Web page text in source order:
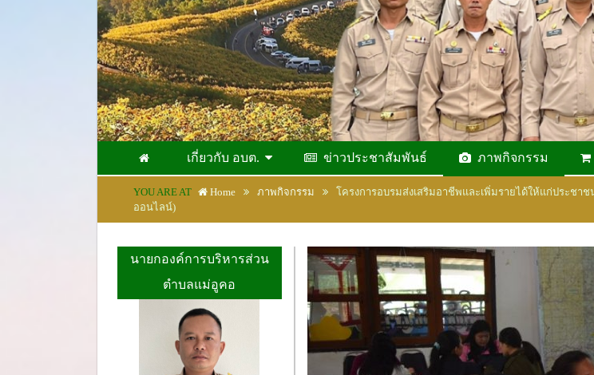
เกี่ยวกับ อบต. ข่าวประชาสัมพันธ์ ภาพกิจกรรม
YOU ARE AT Home ภาพกิจกรรม
โครงการอบรมส่งเสริมอาชีพและเพิ่มรายได้ให้แก่ประชา
ออนไลน์)
นายกองค์การบริหารส่วน
ตำบลแม่อูคอ